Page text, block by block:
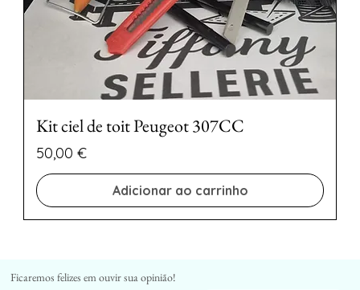
Kit ciel de toit Peugeot 307CC
Preço
50,00 €
Adicionar ao carrinho
Ficaremos felizes em ouvir sua opinião!